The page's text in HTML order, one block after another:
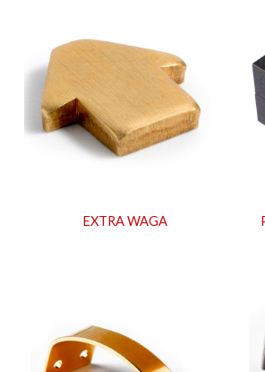
EXTRA WAGA